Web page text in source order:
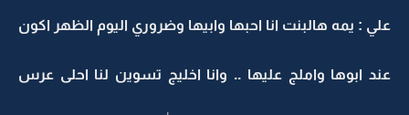
علي : يمه هالبنت انا احبها وابيها وضروري اليوم الظهر اكون
عند ابوها واملج عليها .. وانا اخليج تسوين لنا احلى عرس